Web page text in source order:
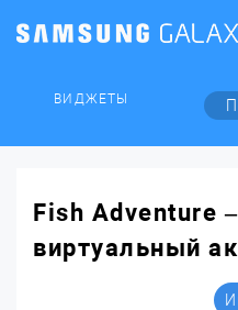
ВИДЖЕТЫ
Fish Adventure
виртуальный